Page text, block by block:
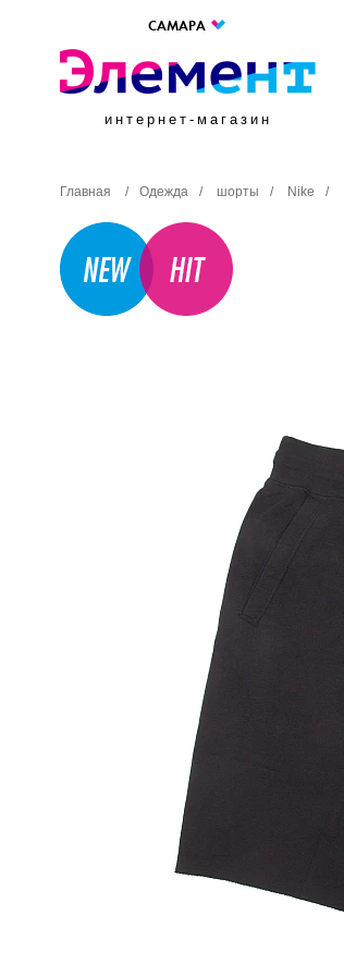
САМАРА
интернет-магазин
Главная / Одежда / шорты / Nike /